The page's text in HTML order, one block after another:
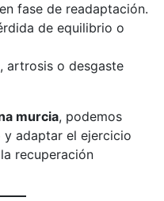
fase de readaptación.
de equilibrio o
artrosis o desgaste
murcia, podemos
adaptar el ejercicio
recuperación